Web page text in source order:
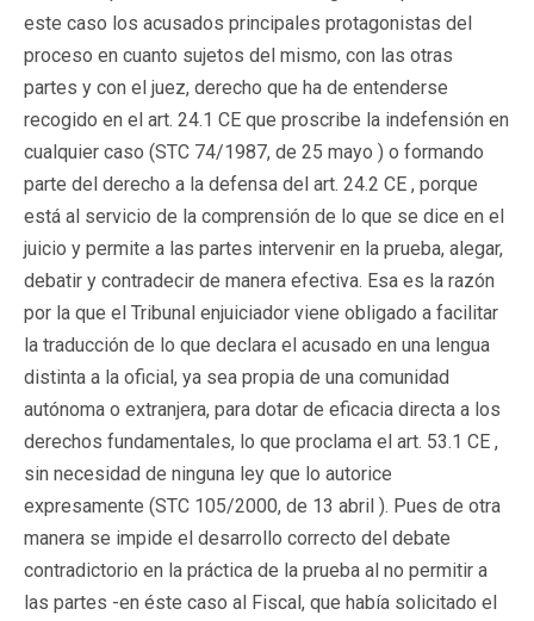
este caso los acusados principales protagonistas del
proceso en cuanto sujetos del mismo, con las otras
partes y con el juez, derecho que ha de entenderse
recogido en el art. 24.1 CE que proscribe la indefensión en
cualquier caso (STC 74/1987, de 25 mayo ) o formando
parte del derecho a la defensa del art. 24.2 CE , porque
está al servicio de la comprensión de lo que se dice en el
juicio y permite a las partes intervenir en la prueba, alegar,
debatir y contradecir de manera efectiva. Esa es la razón
por la que el Tribunal enjuiciador viene obligado a facilitar
la traducción de lo que declara el acusado en una lengua
distinta a la oficial, ya sea propia de una comunidad
autónoma o extranjera, para dotar de eficacia directa a los
derechos fundamentales, lo que proclama el art. 53.1 CE ,
sin necesidad de ninguna ley que lo autorice
expresamente (STC 105/2000, de 13 abril ). Pues de otra
manera se impide el desarrollo correcto del debate
contradictorio en la práctica de la prueba al no permitir a
las partes -en éste caso al Fiscal, que había solicitado el